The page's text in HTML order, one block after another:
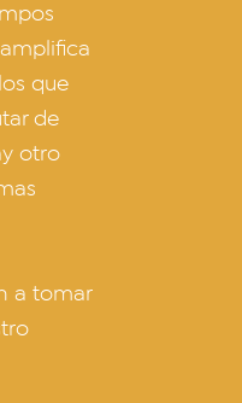
que
de
otro
a tomar